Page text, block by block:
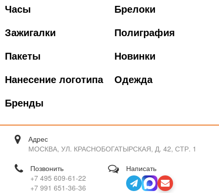
Часы
Брелоки
Зажигалки
Полиграфия
Пакеты
Новинки
Нанесение логотипа
Одежда
Бренды
Адрес
МОСКВА, УЛ. КРАСНОБОГАТЫРСКАЯ, Д. 42, СТР. 1
Позвонить
+7 495 609-61-22
+7 991 651-36-36
Написать